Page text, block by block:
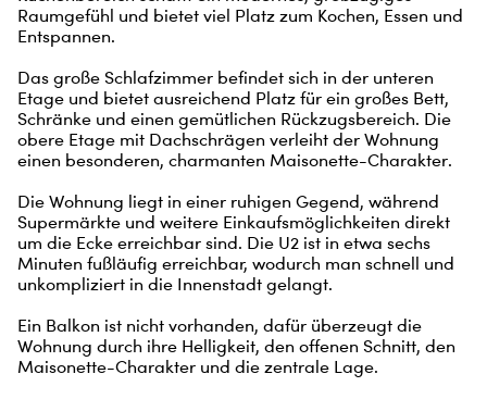
Raumgefühl und bietet viel Platz zum Kochen, Essen und
Entspannen.
Das große Schlafzimmer befindet sich in der unteren
Etage und bietet ausreichend Platz für ein großes Bett,
Schränke und einen gemütlichen Rückzugsbereich. Die
obere Etage mit Dachschrägen verleiht der Wohnung
einen besonderen, charmanten Maisonette-Charakter.
Die Wohnung liegt in einer ruhigen Gegend, während
Supermärkte und weitere Einkaufsmöglichkeiten direkt
um die Ecke erreichbar sind. Die U2 ist in etwa sechs
Minuten fußläufig erreichbar, wodurch man schnell und
unkompliziert in die Innenstadt gelangt.
Ein Balkon ist nicht vorhanden, dafür überzeugt die
Wohnung durch ihre Helligkeit, den offenen Schnitt, den
Maisonette-Charakter und die zentrale Lage.